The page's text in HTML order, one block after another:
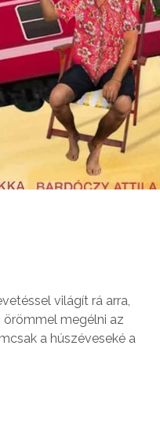
világít rá arra,
örömmel megélni az
a húszéveseké a